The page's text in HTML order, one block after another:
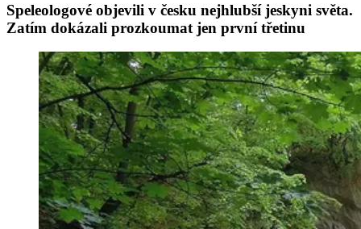
Speleologové objevili v česku nejhlubší jeskyni světa.
Zatím dokázali prozkoumat jen první třetinu